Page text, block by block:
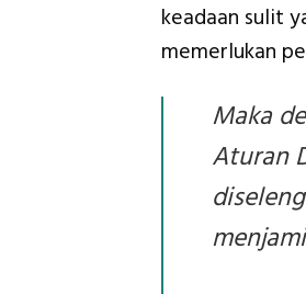
keadaan sulit
memerlukan
Maka
Aturan